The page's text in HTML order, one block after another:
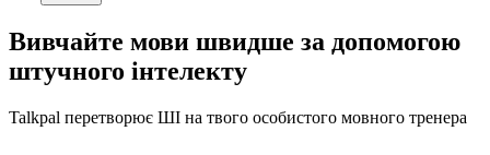
Вивчайте мови швидше за допомогою
штучного інтелекту
Talkpal перетворює ШІ на твого особистого мовного тренера